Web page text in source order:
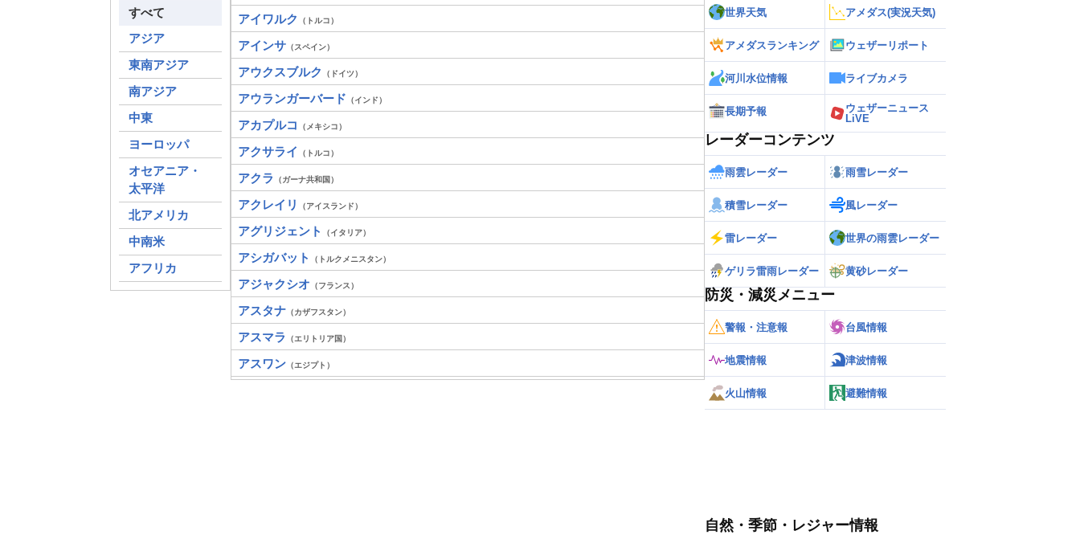
すべて
アジア
東南アジア
南アジア
中東
ヨーロッパ
オセアニア・
太平洋
北アメリカ
中南米
アフリカ
アイワルク （トルコ）
アインサ （スペイン）
アウクスブルク （ドイツ）
アウランガーバード （インド）
アカプルコ （メキシコ）
アクサライ （トルコ）
アクラ （ガーナ共和国）
アクレイリ （アイスランド）
アグリジェント （イタリア）
アシガバット （トルクメニスタン）
アジャクシオ （フランス）
アスタナ （カザフスタン）
アスマラ （エリトリア国）
アスワン （エジプト）
世界天気 アメダス(実況天気)
アメダスランキング ウェザーリポート
河川水位情報 ライブカメラ
長期予報
ウェザーニュース
LiVE
レーダーコンテンツ
雨雲レーダー 雨雪レーダー
積雪レーダー 風レーダー
雷レーダー 世界の雨雲レーダー
ゲリラ雷雨レーダー 黄砂レーダー
防災・減災メニュー
警報・注意報 台風情報
地震情報 津波情報
火山情報 避難情報
自然・季節・レジャー情報